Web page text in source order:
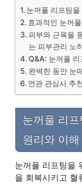
눈꺼풀 리프팅
효과적인 눈꺼
피부와 근육을
는 피부관리 노
Q&A: 눈꺼풀
완벽한 동안 눈
연관 관심사 추천
눈꺼풀 리프
원리와 이해
눈꺼풀 리프팅을
을 회복시키고 혈